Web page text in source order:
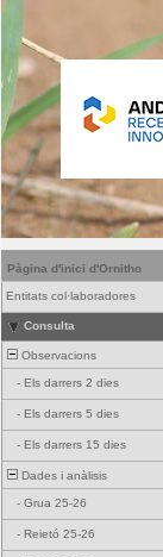
Pàgina d'inici d'Ornitho
Entitats col·laboradores
Consulta
Observacions
- Els darrers 2 dies
- Els darrers 5 dies
- Els darrers 15 dies
Dades i anàlisis
- Grua 25-26
- Reietó 25-26